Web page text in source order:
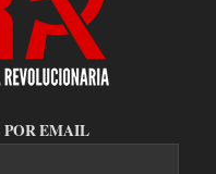
POR EMAIL